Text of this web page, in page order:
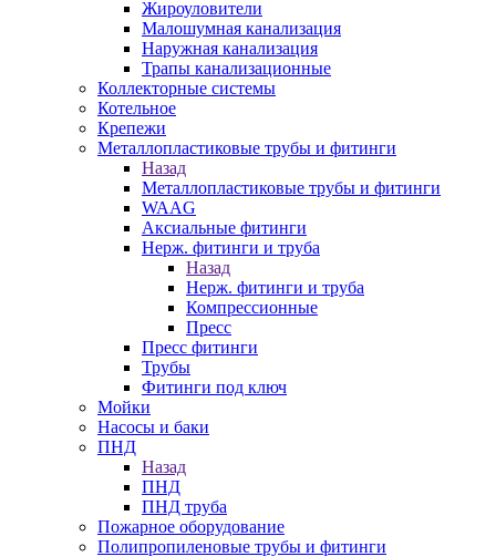
Жироуловители
Малошумная канализация
Наружная канализация
Трапы канализационные
Коллекторные системы
Котельное
Крепежи
Металлопластиковые трубы и фитинги
Назад
Металлопластиковые трубы и фитинги
WAAG
Аксиальные фитинги
Нерж. фитинги и труба
Назад
Нерж. фитинги и труба
Компрессионные
Пресс
Пресс фитинги
Трубы
Фитинги под ключ
Мойки
Насосы и баки
ПНД
Назад
ПНД
ПНД труба
Пожарное оборудование
Полипропиленовые трубы и фитинги